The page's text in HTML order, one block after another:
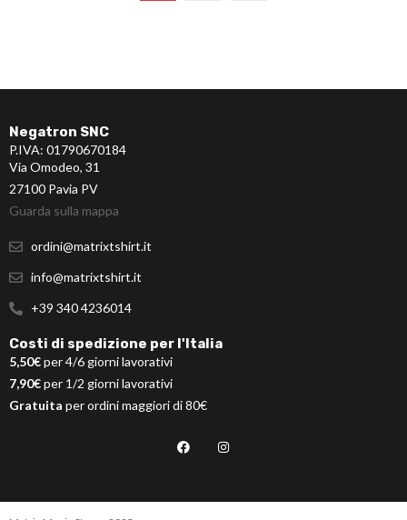
Negatron SNC
P.IVA: 01790670184
Via Omodeo, 31
27100 Pavia PV
Guarda sulla mappa
ordini@matrixtshirt.it
info@matrixtshirt.it
+39 340 4236014
Costi di spedizione per l'Italia
5,50€per 4/6 giorni lavorativi
7,90€per 1/2 giorni lavorativi
Gratuita per ordini maggiori di 80€